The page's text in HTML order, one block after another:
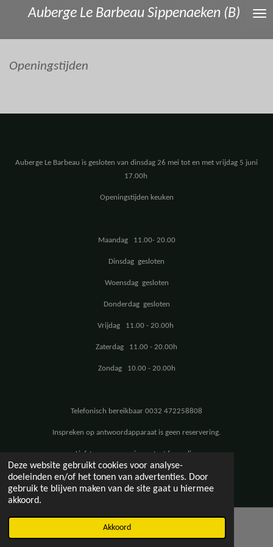
Deze website gebruikt cookies voor analyse-
doeleinden en/of het tonen van advertenties. Door
gebruik te blijven maken van de site gaat u hiermee
akkoord.
Akkoord
de
Auberge Le Barbeau Sippenaeken (B)
Openingstijden
Auberge Le Barbeau is gesloten van dinsdag 26 mei tot en met vrijdag 5 juni
17.00h
Openingstijden keuken
Maandag 11.00- 20.00
Dinsdag gesloten
Woensdag gesloten
Donderdag gesloten
Vrijdag 11.00 - 20.00h
Zaterdag 11.00 - 20.00h
Zondag 10.00 - 20.00h
Telefonisch bereikbaar 0032 472258808
Inspreken op antwoordapparaat is geen reservering.
Liefst reserveren via contact formulier
© 2020 - 2026 Auberge Le Barbeau
Powered byJouwWeb